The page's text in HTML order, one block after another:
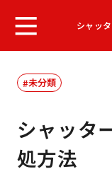
シャッ
未分類
シャッタ
処方法